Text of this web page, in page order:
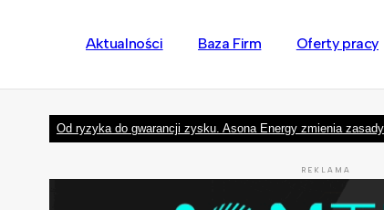
Aktualności Baza Firm Oferty pracy
Od ryzyka do gwarancji zysku. Asona Energy zmienia
REKLAMA